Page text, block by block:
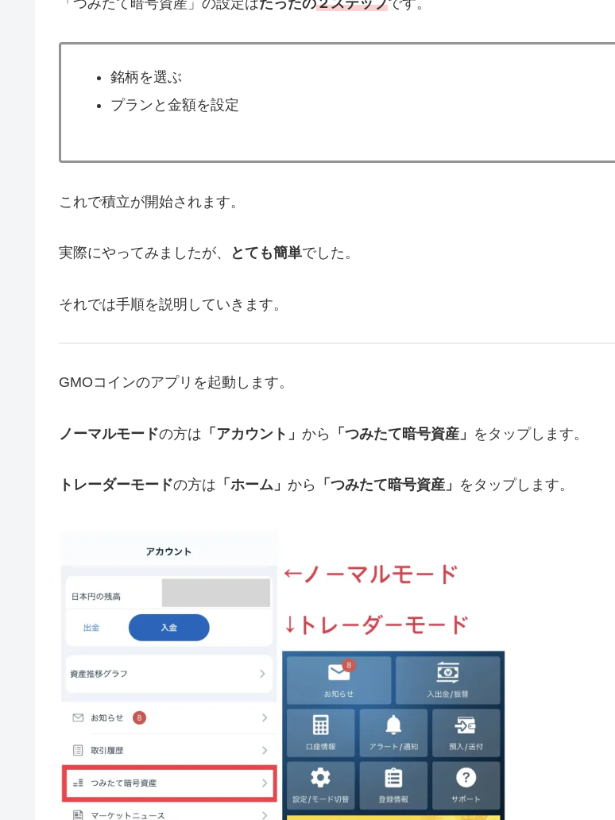
「つみたて暗号資産」の設定はたったの２ステップです。
銘柄を選ぶ
プランと金額を設定
これで積立が開始されます。
実際にやってみましたが、 とても簡単でした。
それでは手順を説明していきます。
GMOコインのアプリを起動します。
ノーマルモードの方は 「アカウント」 から 「つみたて暗号資産」 をタップします。
トレーダーモードの方は 「ホーム」 から 「つみたて暗号資産」 をタップします。